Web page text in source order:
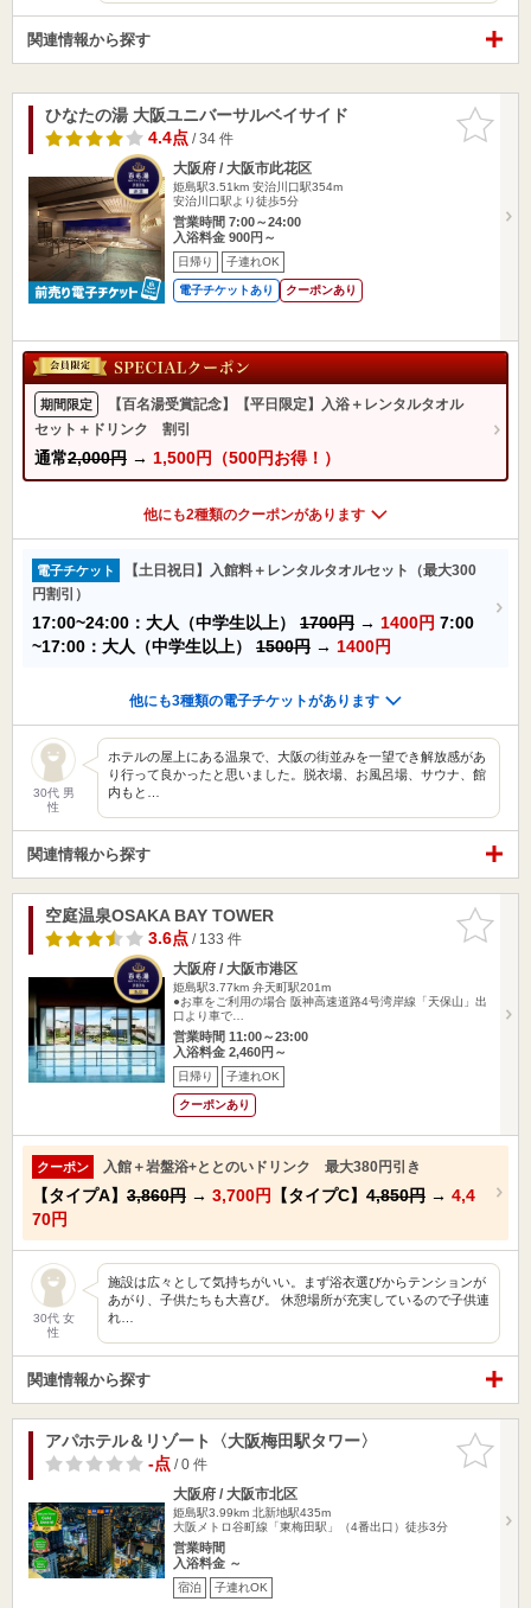
関連情報から探す
お気に入
りに追加
ひなたの湯 大阪ユニバーサルベイサイド
4.4点/ 34 件
大阪府 / 大阪市此花区
姫島駅3.51km 安治川口駅354m
安治川口駅より徒歩5分
営業時間 7:00～24:00
入浴料金 900円～
日帰り 子連れOK
電子チケットあり クーポンあり
期間限定
【百名湯受賞記念】【平日限定】入浴＋レンタルタオル
セット＋ドリンク 割引
通常2,000円 → 1,500円（500円お得！）
他にも2種類のクーポンがあります
電子チケット
【土日祝日】入館料＋レンタルタオルセット（最大300
円割引）
17:00~24:00：大人（中学生以上） 1700円 → 1400円 7:00
~17:00：大人（中学生以上） 1500円 → 1400円
他にも3種類の電子チケットがあります
30代 男
性
ホテルの屋上にある温泉で、大阪の街並みを一望でき解放感があ
り行って良かったと思いました。脱衣場、お風呂場、サウナ、館
内もと…
関連情報から探す
お気に入
りに追加
空庭温泉OSAKA BAY TOWER
3.6点/ 133 件
大阪府 / 大阪市港区
姫島駅3.77km 弁天町駅201m
●お車をご利用の場合 阪神高速道路4号湾岸線「天保山」出
口より車で…
営業時間 11:00～23:00
入浴料金 2,460円～
日帰り 子連れOK
クーポンあり
クーポン 入館＋岩盤浴+ととのいドリンク 最大380円引き
【タイプA】 3,860円 → 3,700円 【タイプC】 4,850円 → 4,4
70円
30代 女
性
施設は広々として気持ちがいい。まず浴衣選びからテンションが
あがり、子供たちも大喜び。 休憩場所が充実しているので子供連
れ…
関連情報から探す
お気に入
りに追加
アパホテル＆リゾート〈大阪梅田駅タワー〉
-点/ 0 件
大阪府 / 大阪市北区
姫島駅3.99km 北新地駅435m
大阪メトロ谷町線「東梅田駅」（4番出口）徒歩3分
営業時間
入浴料金 ～
宿泊 子連れOK